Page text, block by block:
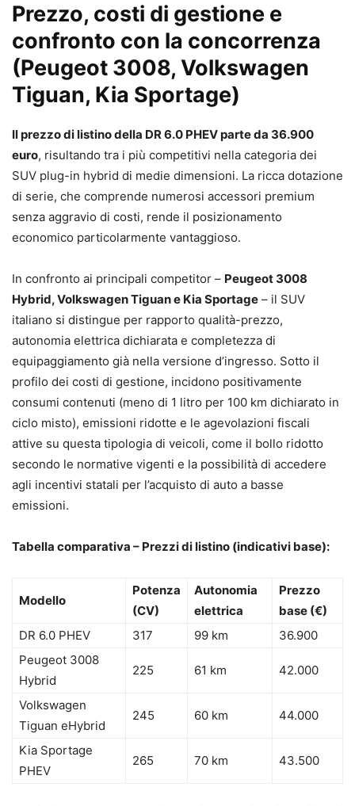
Prezzo, costi di gestione e
confronto con la concorrenza
(Peugeot 3008, Volkswagen
Tiguan, Kia Sportage)
Il prezzo di listino della DR 6.0 PHEV parte da 36.900
euro, risultando tra i più competitivi nella categoria dei
SUV plug-in hybrid di medie dimensioni. La ricca dotazione
di serie, che comprende numerosi accessori premium
senza aggravio di costi, rende il posizionamento
economico particolarmente vantaggioso.
In confronto ai principali competitor – Peugeot 3008
Hybrid, Volkswagen Tiguan e Kia Sportage – il SUV
italiano si distingue per rapporto qualità-prezzo,
autonomia elettrica dichiarata e completezza di
equipaggiamento già nella versione d’ingresso. Sotto il
profilo dei costi di gestione, incidono positivamente
consumi contenuti (meno di 1 litro per 100 km dichiarato in
ciclo misto), emissioni ridotte e le agevolazioni fiscali
attive su questa tipologia di veicoli, come il bollo ridotto
secondo le normative vigenti e la possibilità di accedere
agli incentivi statali per l’acquisto di auto a basse
emissioni.
Tabella comparativa – Prezzi di listino (indicativi base):
Modello
Potenza
(CV)
Autonomia
elettrica
Prezzo
base (€)
DR 6.0 PHEV
317 99 km
36.900
Peugeot 3008
Hybrid
225 61 km 42.000
Volkswagen
Tiguan eHybrid
245 60 km 44.000
Kia Sportage
PHEV
265 70 km 43.500